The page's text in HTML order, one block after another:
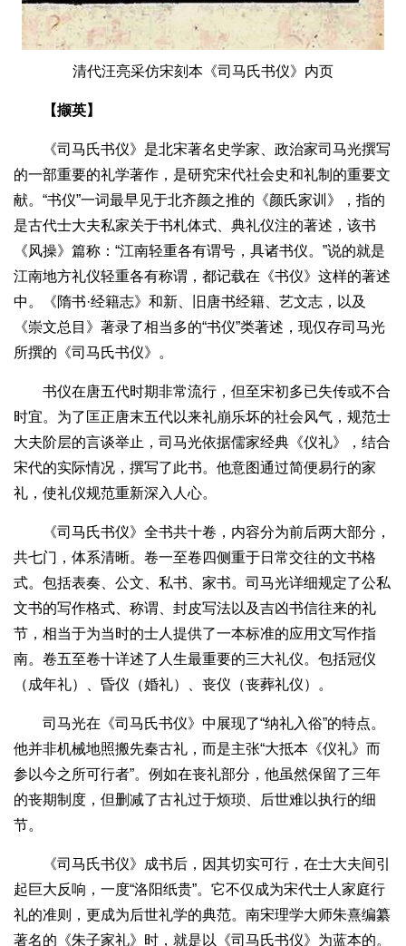
清代汪亮采仿宋刻本《司马氏书仪》内页
【撷英】
《司马氏书仪》是北宋著名史学家、政治家司马光撰写
的一部重要的礼学著作，是研究宋代社会史和礼制的重要文
献。“书仪”一词最早见于北齐颜之推的《颜氏家训》，指的
是古代士大夫私家关于书札体式、典礼仪注的著述，该书
《风操》篇称：“江南轻重各有谓号，具诸书仪。”说的就是
江南地方礼仪轻重各有称谓，都记载在《书仪》这样的著述
中。《隋书·经籍志》和新、旧唐书经籍、艺文志，以及
《崇文总目》著录了相当多的“书仪”类著述，现仅存司马光
所撰的《司马氏书仪》。
书仪在唐五代时期非常流行，但至宋初多已失传或不合
时宜。为了匡正唐末五代以来礼崩乐坏的社会风气，规范士
大夫阶层的言谈举止，司马光依据儒家经典《仪礼》，结合
宋代的实际情况，撰写了此书。他意图通过简便易行的家
礼，使礼仪规范重新深入人心。
《司马氏书仪》全书共十卷，内容分为前后两大部分，
共七门，体系清晰。卷一至卷四侧重于日常交往的文书格
式。包括表奏、公文、私书、家书。司马光详细规定了公私
文书的写作格式、称谓、封皮写法以及吉凶书信往来的礼
节，相当于为当时的士人提供了一本标准的应用文写作指
南。卷五至卷十详述了人生最重要的三大礼仪。包括冠仪
（成年礼）、昏仪（婚礼）、丧仪（丧葬礼仪）。
司马光在《司马氏书仪》中展现了“纳礼入俗”的特点。
他并非机械地照搬先秦古礼，而是主张“大抵本《仪礼》而
参以今之所可行者”。例如在丧礼部分，他虽然保留了三年
的丧期制度，但删减了古礼过于烦琐、后世难以执行的细
节。
《司马氏书仪》成书后，因其切实可行，在士大夫间引
起巨大反响，一度“洛阳纸贵”。它不仅成为宋代士人家庭行
礼的准则，更成为后世礼学的典范。南宋理学大师朱熹编纂
著名的《朱子家礼》时，就是以《司马氏书仪》为蓝本的。